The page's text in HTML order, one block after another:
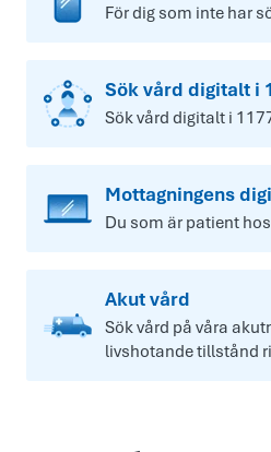
För dig som inte har
Sök vård digitalt i
Sök vård digitalt i
Mottagningens
Du som är patient
Akut vård
Sök vård på våra
livshotande tillstånd